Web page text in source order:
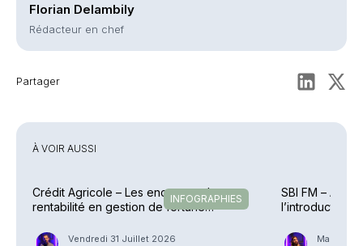
Florian Delambily
Rédacteur en chef
Partager
À VOIR AUSSI
INFOGRAPHIES
Crédit Agricole – Les encours et la
rentabilité en gestion de fortune
Vendredi 31 Juillet 2026
SBI FM –
l’introduction
Mardi 21